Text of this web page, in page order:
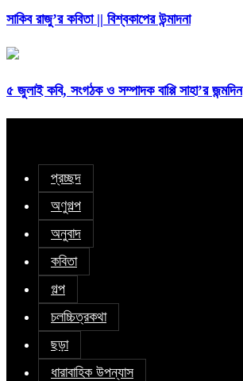
সাকিব রাজু’র কবিতা || বিশ্বকাপের উন্মাদনা
৫ জুলাই কবি, সংগঠক ও সম্পাদক বাপ্পি সাহা’র জন্মদিন
প্রচ্ছদ
অণুগল্প
অনুবাদ
কবিতা
গল্প
চলচ্চিত্রকথা
ছড়া
ধারাবাহিক উপন্যাস